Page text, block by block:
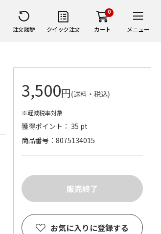
注文履歴 クイック注文
0
カート メニュー
3,500円(送料・税込)
※軽減税率対象
獲得ポイント： 35 pt
商品番号
8075134015
お気に入りに登録する